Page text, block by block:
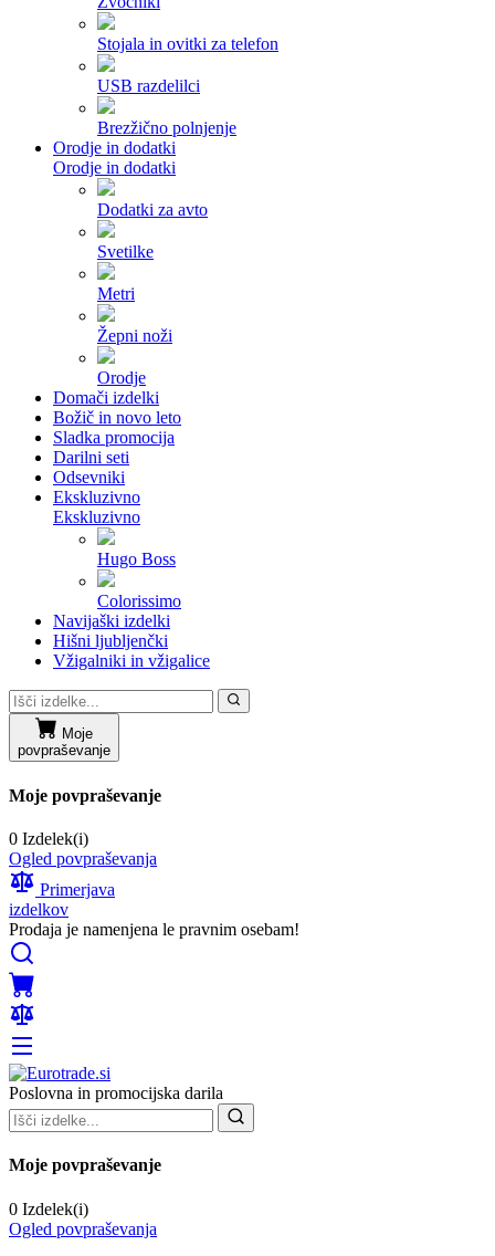
Stojala in ovitki za telefon
USB razdelilci
Brezžično polnjenje
Orodje in dodatki
Orodje in dodatki
Dodatki za avto
Svetilke
Metri
Žepni noži
Orodje
Domači izdelki
Božič in novo leto
Sladka promocija
Darilni seti
Odsevniki
Ekskluzivno
Ekskluzivno
Hugo Boss
Colorissimo
Navijaški izdelki
Hišni ljubljenčki
Vžigalniki in vžigalice
Moje
povpraševanje
Moje povpraševanje
0 Izdelek(i)
Ogled povpraševanja
Primerjava
izdelkov
Prodaja je namenjena le pravnim osebam!
Poslovna in promocijska darila
Moje povpraševanje
0 Izdelek(i)
Ogled povpraševanja